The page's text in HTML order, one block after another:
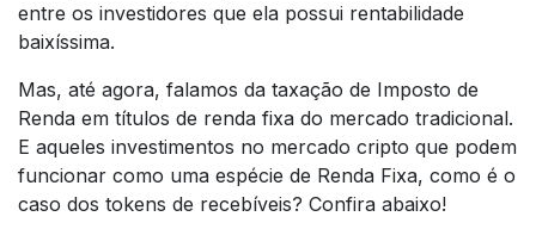
entre os investidores que ela possui rentabilidade
baixíssima.
Mas, até agora, falamos da taxação de Imposto de
Renda em títulos de renda fixa do mercado tradicional.
E aqueles investimentos no mercado cripto que podem
funcionar como uma espécie de Renda Fixa, como é o
caso dos tokens de recebíveis? Confira abaixo!